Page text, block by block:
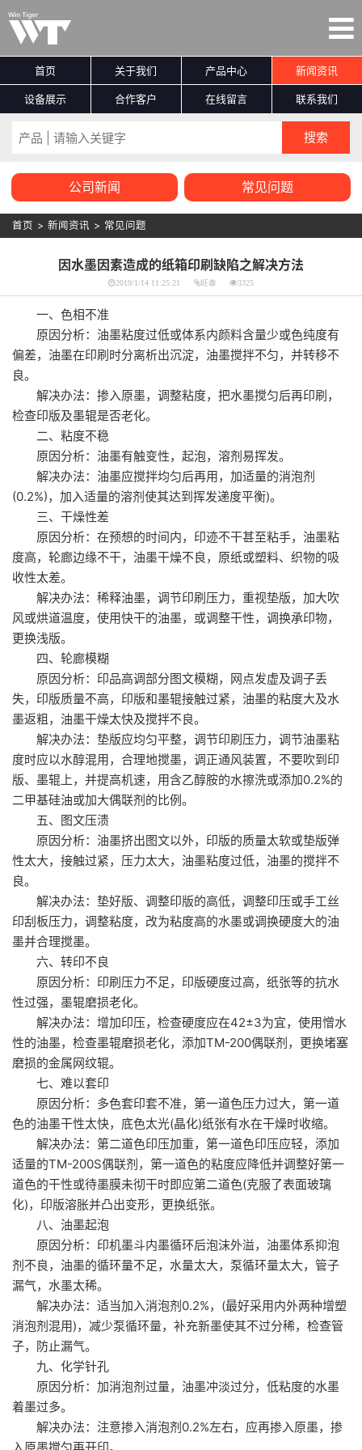
首页 关于我们 产品中心 新闻资讯
设备展示 合作客户 在线留言 联系我们
公司新闻 常见问题
首页 > 新闻资讯 > 常见问题
因水墨因素造成的纸箱印刷缺陷之解决方法
2019/1/14 11:25:21 旺泰 3325
一、色相不准
原因分析：油墨粘度过低或体系内颜料含量少或色纯度有
偏差，油墨在印刷时分离析出沉淀，油墨搅拌不匀，并转移不
良。
解决办法：掺入原墨，调整粘度，把水墨搅匀后再印刷，
检查印版及墨辊是否老化。
二、粘度不稳
原因分析：油墨有触变性，起泡，溶剂易挥发。
解决办法：油墨应搅拌均匀后再用，加适量的消泡剂
(0.2%)，加入适量的溶剂使其达到挥发递度平衡)。
三、干燥性差
原因分析：在预想的时间内，印迹不干甚至粘手，油墨粘
度高，轮廊边缘不干，油墨干燥不良，原纸或塑料、织物的吸
收性太差。
解决办法：稀释油墨，调节印刷压力，重视垫版，加大吹
风或烘道温度，使用快干的油墨，或调整干性，调换承印物，
更换浅版。
四、轮廊模糊
原因分析：印品高调部分图文模糊，网点发虚及调子丢
失，印版质量不高，印版和墨辊接触过紧，油墨的粘度大及水
墨返粗，油墨干燥太快及搅拌不良。
解决办法：垫版应均匀平整，调节印刷压力，调节油墨粘
度时应以水醇混用，合理地搅墨，调正通风装置，不要吹到印
版、墨辊上，并提高机速，用含乙醇胺的水擦洗或添加0.2%的
二甲基硅油或加大偶联剂的比例。
五、图文压溃
原因分析：油墨挤出图文以外，印版的质量太软或垫版弹
性太大，接触过紧，压力太大，油墨粘度过低，油墨的搅拌不
良。
解决办法：垫好版、调整印版的高低，调整印压或手工丝
印刮板压力，调整粘度，改为粘度高的水墨或调换硬度大的油
墨并合理搅墨。
六、转印不良
原因分析：印刷压力不足，印版硬度过高，纸张等的抗水
性过强，墨辊磨损老化。
解决办法：增加印压，检查硬度应在42±3为宜，使用憎水
性的油墨，检查墨辊磨损老化，添加TM-200偶联剂，更换堵塞
磨损的金属网纹辊。
七、难以套印
原因分析：多色套印套不准，第一道色压力过大，第一道
色的油墨干性太快，底色太光(晶化)纸张有水在干燥时收缩。
解决办法：第二道色印压加重，第一道色印压应轻，添加
适量的TM-200S偶联剂，第一道色的粘度应降低并调整好第一
道色的干性或待墨膜未彻干时即应第二道色(克服了表面玻璃
化)，印版溶胀并凸出变形，更换纸张。
八、油墨起泡
原因分析：印机墨斗内墨循环后泡沫外溢，油墨体系抑泡
剂不良，油墨的循环量不足，水量太大，泵循环量太大，管子
漏气，水墨太稀。
解决办法：适当加入消泡剂0.2%，(最好采用内外两种增塑
消泡剂混用)，减少泵循环量，补充新墨使其不过分稀，检查管
子，防止漏气。
九、化学针孔
原因分析：加消泡剂过量，油墨冲淡过分，低粘度的水墨
着墨过多。
解决办法：注意掺入消泡剂0.2%左右，应再掺入原墨，掺
入原墨搅匀再开印。